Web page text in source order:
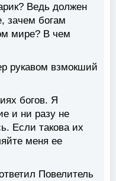
Ведь должен
зачем богам
мире? В чем
рукавом взмокший
богов. Я
и ни разу не
Если такова их
меня ее
Повелитель